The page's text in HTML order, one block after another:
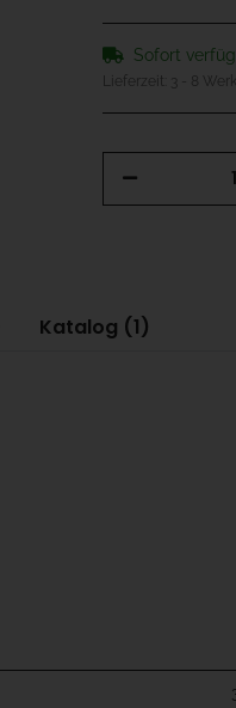
Sofort
Lieferzeit: 3 - 8
Katalog (1)